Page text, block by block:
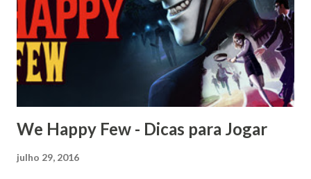
We Happy Few - Dicas para Jogar
julho 29, 2016